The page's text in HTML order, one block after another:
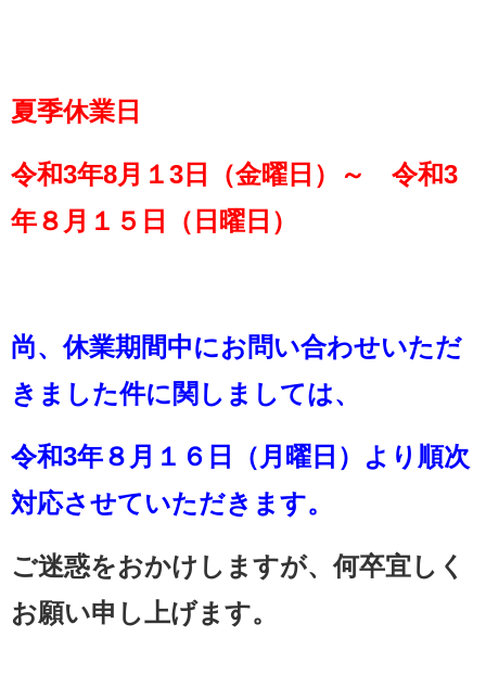
夏季休業日
令和3年8月１3日（金曜日）～ 令和3
年８月１５日（日曜日）
尚、休業期間中にお問い合わせいただ
きました件に関しましては、
令和3年８月１６日（月曜日）より順次
対応させていただきます。
ご迷惑をおかけしますが、何卒宜しく
お願い申し上げます。